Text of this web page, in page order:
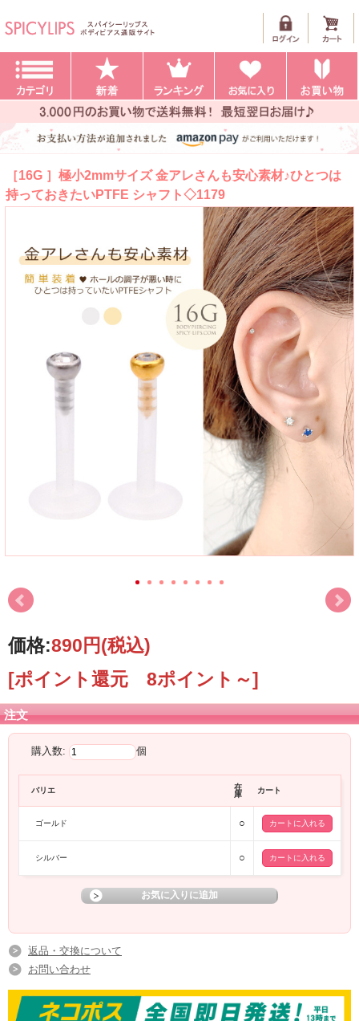
［16G ］極小2mmサイズ 金アレさんも安心素材♪ひとつは
持っておきたいPTFE シャフト◇1179
価格:890円(税込)
[ポイント還元 8ポイント～]
注文
購入数: 個
バリエ
在
庫
カート
ゴールド ○
シルバー ○
返品・交換について
お問い合わせ